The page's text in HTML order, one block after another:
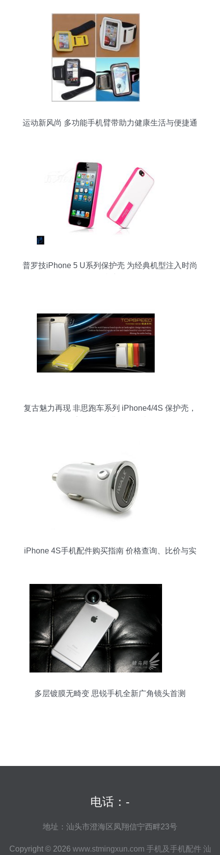
运动新风尚 多功能手机臂带助力健康生活与便捷通
普罗技iPhone 5 U系列保护壳 为经典机型注入时尚
复古魅力再现 非思跑车系列 iPhone4/4S 保护壳，
iPhone 4S手机配件购买指南 价格查询、比价与实
多层镀膜无畸变 思锐手机全新广角镜头首测
电话：-
地址：汕头市澄海区凤翔信宁西畔23号
Copyright © 2026 www.stmingxun.com 手机及手机配件 汕